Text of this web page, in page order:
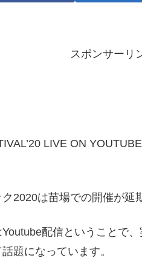
スポンサーリ
LIVE ON
2020は苗場での開催が延
配信ということで
題になっています。